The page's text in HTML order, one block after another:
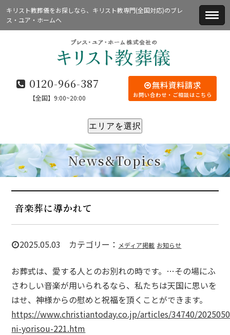
キリスト教葬儀をお探しなら、キリスト教専門(全国対応)のブレ
ス・ユア・ホームへ
無料資料請求
お問い合わせ・ご相談はこちら
0120-966-387
【全国】9:00~20:00
エリアを選択
News&Topics
音楽葬に導かれて
2025.05.03 カテゴリー： メディア掲載 お知らせ
お葬式は、愛する人とのお別れの時です。…その場にふ
さわしい音楽が用いられるなら、私たちは天国に思いを
はせ、神様からの慰めと祝福を頂くことができます。
https://www.christiantoday.co.jp/articles/34740/
ni-yorisou-221.htm